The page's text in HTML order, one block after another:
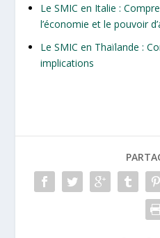
Le SMIC en Italie :
l’économie et le pouvoir
Le SMIC en Thaïlande :
implications